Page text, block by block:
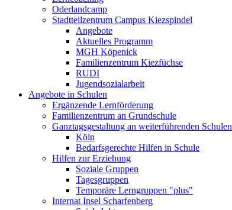
Oderlandcamp
Stadtteilzentrum Campus Kiezspindel
Angebote
Aktuelles Programm
MGH Köpenick
Familienzentrum Kiezfüchse
RUDI
Jugendsozialarbeit
Angebote in Schulen
Ergänzende Lernförderung
Familienzentrum an Grundschule
Ganztagsgestaltung an weiterführenden Schulen
Köln
Bedarfsgerechte Hilfen in Schule
Hilfen zur Erziehung
Soziale Gruppen
Tagesgruppen
Temporäre Lerngruppen "plus"
Internat Insel Scharfenberg